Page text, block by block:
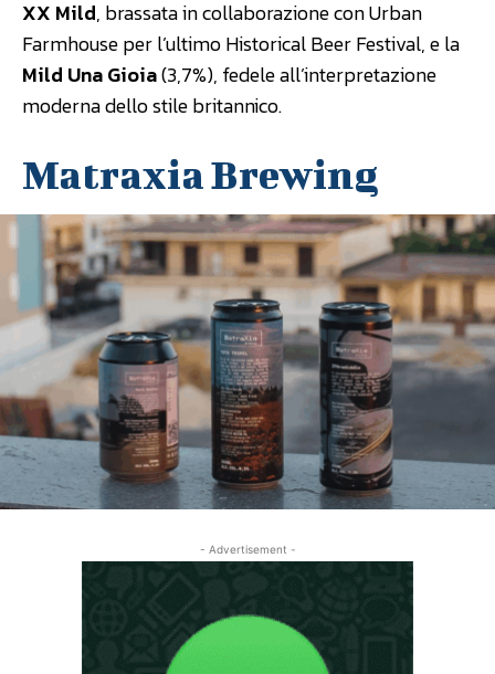
XX Mild, brassata in collaborazione con Urban
Farmhouse per l’ultimo Historical Beer Festival, e la
Mild Una Gioia(3,7%), fedele all’interpretazione
moderna dello stile britannico.
Matraxia Brewing
- Advertisement -